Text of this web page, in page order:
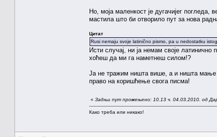
Но, моја маленкост је дугачијег
мастила што би отворило пут за нова
Цитат
Rusi nemaju svoje latinično pismo, pa u nedostatku
Исти случај, ни ја немам своје
хоћеш да ми га наметнеш силом!?
Ја не тражим ништа више, а и ништа мање
право на коришћење свога писма!
« Задњи пут промењено: 10.13 ч. 04.03.2010. од
Како треба или никако!